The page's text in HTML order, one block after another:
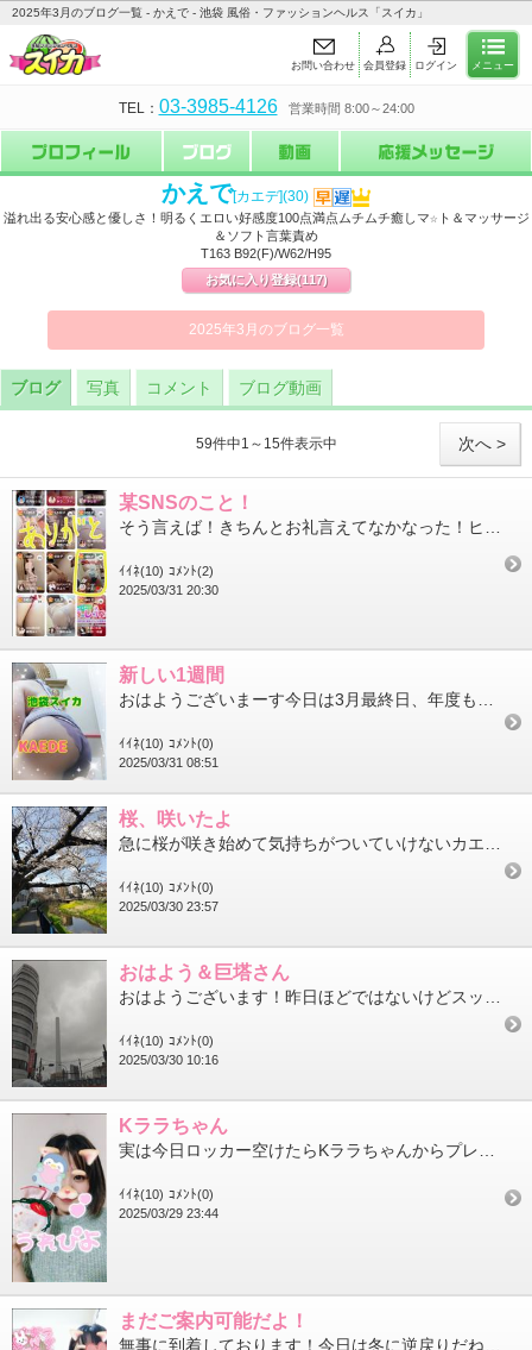
2025年3月のブログ一覧 - かえで - 池袋 風俗・ファッションヘルス「スイカ」
お問い合わせ 会員登録 ログイン メニュー
TEL： 03-3985-4126 営業時間 8:00～24:00
かえで[カエデ](30)
溢れ出る安心感と優しさ！明るくエロい好感度100点満点ムチムチ癒しマ☆ト＆マッサージ
＆ソフト言葉責め
T163 B92(F)/W62/H95
お気に入り登録(117)
2025年3月のブログ一覧
ブログ 写真 コメント ブログ動画
次へ >
59件中1～15件表示中
某SNSのこと！
ｲｲﾈ(10) ｺﾒﾝﾄ(2)
2025/03/31 20:30
新しい1週間
ｲｲﾈ(10) ｺﾒﾝﾄ(0)
2025/03/31 08:51
桜、咲いたよ
ｲｲﾈ(10) ｺﾒﾝﾄ(0)
2025/03/30 23:57
おはよう＆巨塔さん
ｲｲﾈ(10) ｺﾒﾝﾄ(0)
2025/03/30 10:16
Kララちゃん
ｲｲﾈ(10) ｺﾒﾝﾄ(0)
2025/03/29 23:44
まだご案内可能だよ！